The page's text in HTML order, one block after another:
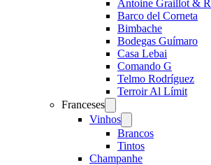
Antoine Graillot &
Barco del Corneta
Bimbache
Bodegas Guímaro
Casa Lebai
Comando G
Telmo Rodríguez
Terroir Al Límit
Franceses
menu
Vinhos
menu
Brancos
Tintos
Champanhe